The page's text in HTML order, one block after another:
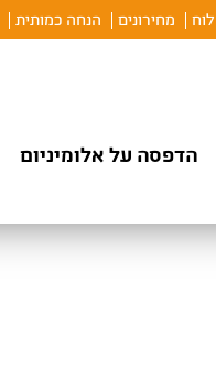
מחירונים הנחה כמותית
הדפסה על אלומיניום